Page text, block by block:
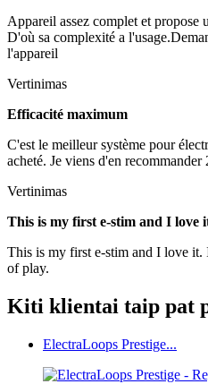
Appareil assez complet et propose
D'où sa complexité a
l'appareil
Vertinimas
Efficacité maximum
C'est le meilleur système pour
acheté. Je viens d'en
Vertinimas
This is my first e-stim and I love
This is my first e-stim and I love
of play.
Kiti klientai taip pat
ElectraLoops Prestige...